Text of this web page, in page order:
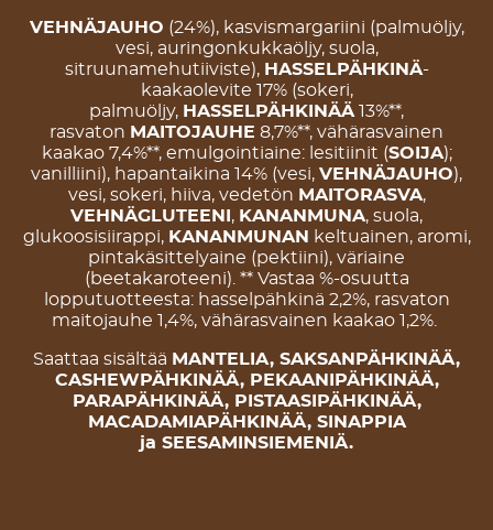
VEHNÄJAUHO (24%), kasvismargariini (palmuöljy,
vesi, auringonkukkaöljy, suola,
sitruunamehutiiviste), HASSELPÄHKINÄ-
kaakaolevite 17% (sokeri,
palmuöljy, HASSELPÄHKINÄÄ 13%**,
rasvaton MAITOJAUHE 8,7%**, vähärasvainen
kaakao 7,4%**, emulgointiaine: lesitiinit (SOIJA);
vanilliini), hapantaikina 14% (vesi, VEHNÄJAUHO),
vesi, sokeri, hiiva, vedetön MAITORASVA,
VEHNÄGLUTEENI , KANANMUNA, suola,
glukoosisiirappi, KANANMUNAN
keltuainen, aromi,
pintakäsittelyaine (pektiini), väriaine
(beetakaroteeni). ** Vastaa %-osuutta
lopputuotteesta: hasselpähkinä 2,2%, rasvaton
maitojauhe 1,4%, vähärasvainen kaakao 1,2%.
Saattaa sisältää MANTELIA, SAKSANPÄHKINÄÄ,
CASHEWPÄHKINÄÄ, PEKAANIPÄHKINÄÄ,
PARAPÄHKINÄÄ, PISTAASIPÄHKINÄÄ,
MACADAMIAPÄHKINÄÄ, SINAPPIA
ja SEESAMINSIEMENIÄ.